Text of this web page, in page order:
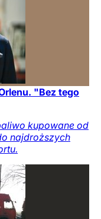
"Bez tego
kupowane od
najdroższych